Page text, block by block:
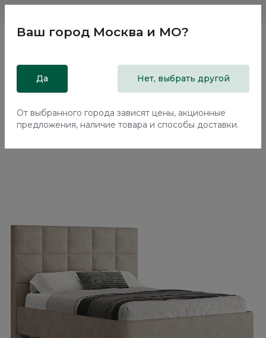
Главная
Кровати
Двуспальная кровать с подъемным механизмом Корал /
Ваш город Москва и МО?
Да Нет, выбрать другой
От выбранного города зависят цены, акционные
предложения, наличие товара и способы доставки.